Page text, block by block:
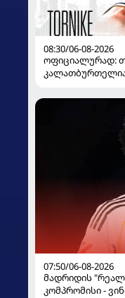
08:30/06-08-2026
ოფიციალურად:
07:50/06-08-2026
მადრიდის
კომპრომისი -